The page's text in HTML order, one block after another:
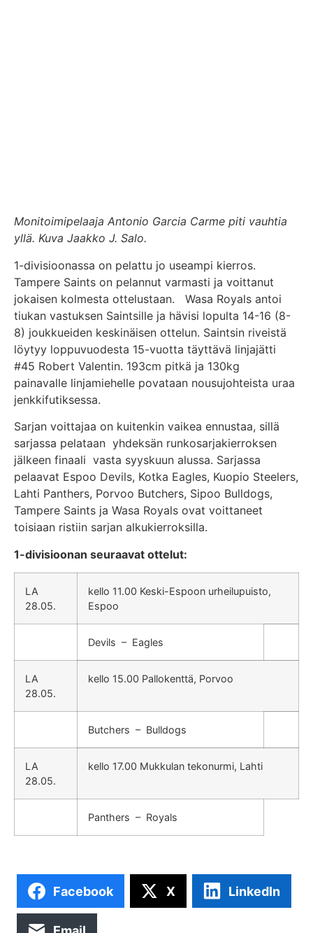
Monitoimipelaaja Antonio Garcia Carme piti vauhtia
yllä. Kuva Jaakko J. Salo.
1-divisioonassa on pelattu jo useampi kierros.
Tampere Saints on pelannut varmasti ja voittanut
jokaisen kolmesta ottelustaan. Wasa Royals antoi
tiukan vastuksen Saintsille ja hävisi lopulta 14-16 (8-
8) joukkueiden keskinäisen ottelun. Saintsin riveistä
löytyy loppuvuodesta 15-vuotta täyttävä linjajätti
#45 Robert Valentin. 193cm pitkä ja 130kg
painavalle linjamiehelle povataan nousujohteista uraa
jenkkifutiksessa.
Sarjan voittajaa on kuitenkin vaikea ennustaa, sillä
sarjassa pelataan yhdeksän runkosarjakierroksen
jälkeen finaali vasta syyskuun alussa. Sarjassa
pelaavat Espoo Devils, Kotka Eagles, Kuopio Steelers,
Lahti Panthers, Porvoo Butchers, Sipoo Bulldogs,
Tampere Saints ja Wasa Royals ovat voittaneet
toisiaan ristiin sarjan alkukierroksilla.
1-divisioonan seuraavat ottelut:
LA
28.05.
kello 11.00 Keski-Espoon urheilupuisto,
Espoo
Devils – Eagles
LA
28.05.
kello 15.00 Pallokenttä, Porvoo
Butchers – Bulldogs
LA
28.05.
kello 17.00 Mukkulan tekonurmi, Lahti
Panthers – Royals
Facebook X LinkedIn